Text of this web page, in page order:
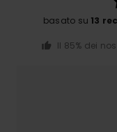
basato su 13
Il 85% dei